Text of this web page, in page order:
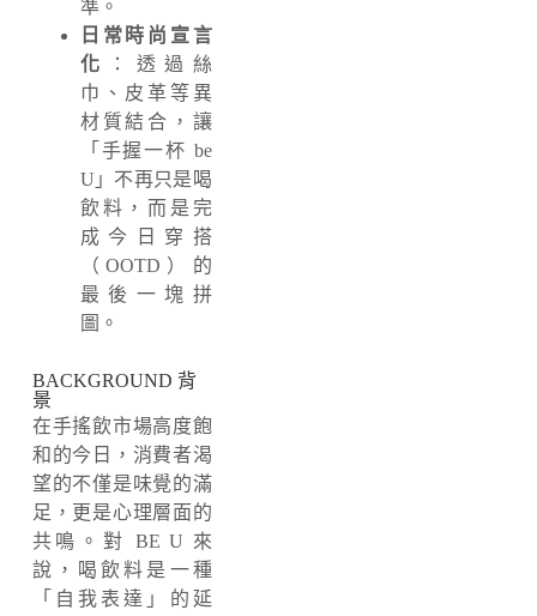
準。
日常時尚宣言
化
：透過絲
巾、 皮革等異
材質結合， 讓
「手握一杯 be
U」不再只是喝
飲料， 而是完
成今日穿搭
（OOTD）的
最後一塊拼
圖。
BACKGROUND 背
景
在手搖飲市場高度飽
和的今日， 消費者渴
望的不僅是味覺的滿
足， 更是心理層面的
共鳴。 對 BE U 來
說，
喝飲料是一種
「自我表達」的延